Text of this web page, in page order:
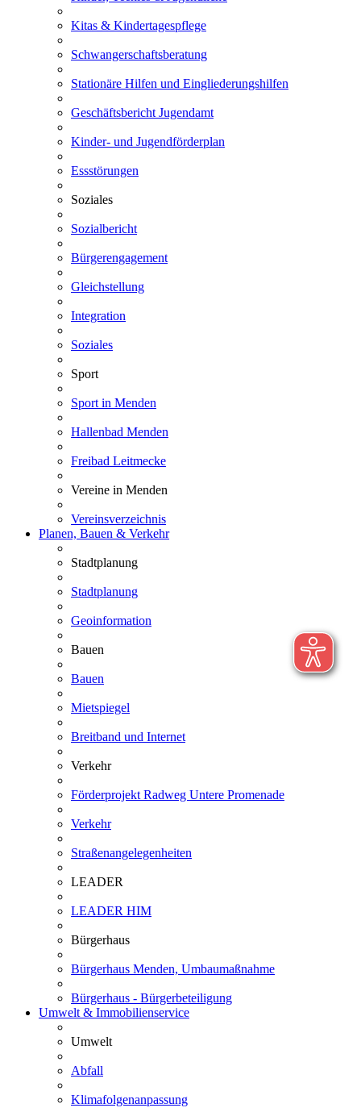
Kitas & Kindertagespflege
Schwangerschaftsberatung
Stationäre Hilfen und Eingliederungshilfen
Geschäftsbericht Jugendamt
Kinder- und Jugendförderplan
Essstörungen
Soziales
Sozialbericht
Bürgerengagement
Gleichstellung
Integration
Soziales
Sport
Sport in Menden
Hallenbad Menden
Freibad Leitmecke
Vereine in Menden
Vereinsverzeichnis
Planen, Bauen & Verkehr
Stadtplanung
Stadtplanung
Geoinformation
Bauen
Bauen
Mietspiegel
Breitband und Internet
Verkehr
Förderprojekt Radweg Untere Promenade
Verkehr
Straßenangelegenheiten
LEADER
LEADER HIM
Bürgerhaus
Bürgerhaus Menden, Umbaumaßnahme
Bürgerhaus - Bürgerbeteiligung
Umwelt & Immobilienservice
Umwelt
Abfall
Klimafolgenanpassung